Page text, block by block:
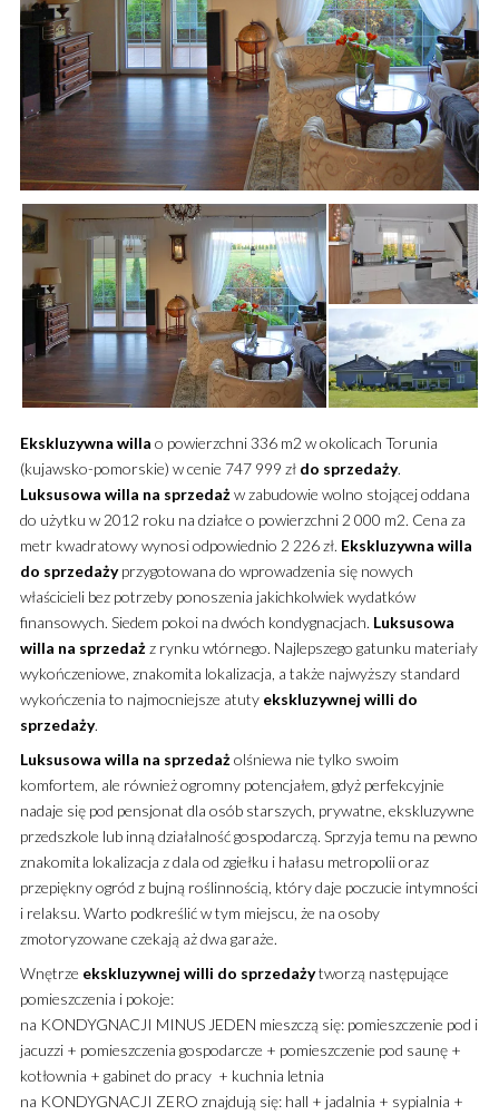
Ekskluzywna willa o powierzchni 336 m2 w okolicach Torunia
(kujawsko-pomorskie) w cenie 747 999 zł do sprzedaży.
Luksusowa willa na sprzedażw zabudowie wolno stojącej oddana
do użytku w 2012 roku na działce o powierzchni 2 000 m2. Cena za
metr kwadratowy wynosi odpowiednio 2 226 zł. Ekskluzywna willa
do sprzedażyprzygotowana do wprowadzenia się nowych
właścicieli bez potrzeby ponoszenia jakichkolwiek wydatków
finansowych. Siedem pokoi na dwóch kondygnacjach. Luksusowa
willa na sprzedażz rynku wtórnego. Najlepszego gatunku materiały
wykończeniowe, znakomita lokalizacja, a także najwyższy standard
wykończenia to najmocniejsze atuty ekskluzywnej willi do
sprzedaży.
Luksusowa willa na sprzedażolśniewa nie tylko swoim
komfortem, ale również ogromny potencjałem, gdyż perfekcyjnie
nadaje się pod pensjonat dla osób starszych, prywatne, ekskluzywne
przedszkole lub inną działalność gospodarczą. Sprzyja temu na pewno
znakomita lokalizacja z dala od zgiełku i hałasu metropolii oraz
przepiękny ogród z bujną roślinnością, który daje poczucie intymności
i relaksu. Warto podkreślić w tym miejscu, że na osoby
zmotoryzowane czekają aż dwa garaże.
Wnętrze ekskluzywnej willi do sprzedażytworzą następujące
pomieszczenia i pokoje:
na KONDYGNACJI MINUS JEDEN mieszczą się: pomieszczenie pod i
jacuzzi + pomieszczenia gospodarcze + pomieszczenie pod saunę +
kotłownia + gabinet do pracy + kuchnia letnia
na KONDYGNACJI ZERO znajdują się: hall + jadalnia + sypialnia +